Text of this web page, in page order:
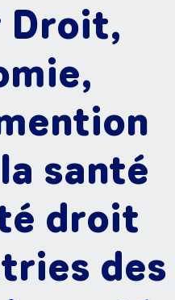
Droit,
santé
droit
des